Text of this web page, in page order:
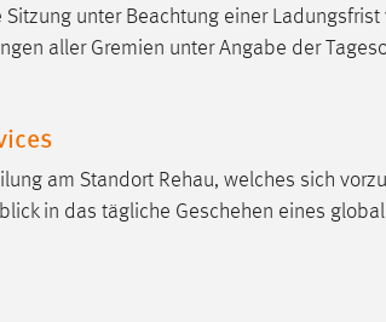
unter Beachtung einer Ladungsfrist
aller Gremien unter Angabe der
am Standort Rehau, welches sich
in das tägliche Geschehen eines global